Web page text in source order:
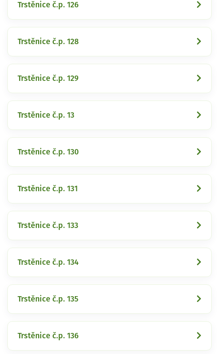
Trstěnice č.p. 126
Trstěnice č.p. 128
Trstěnice č.p. 129
Trstěnice č.p. 13
Trstěnice č.p. 130
Trstěnice č.p. 131
Trstěnice č.p. 133
Trstěnice č.p. 134
Trstěnice č.p. 135
Trstěnice č.p. 136